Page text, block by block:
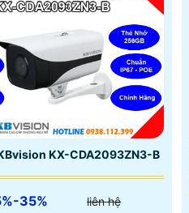
KX-CDA2093ZN3-B
35% liên hệ